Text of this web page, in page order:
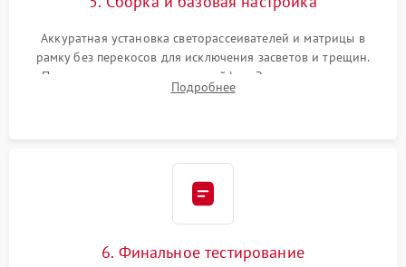
Аккуратная установка светорассеивателей и матрицы в
рамку без перекосов для исключения засветов и трещин.
Подключение внутренних шлейфов. Закрытие корпуса.
Сброс настроек и обновление программного обеспечения.
Подробнее
6. Финальное тестирование